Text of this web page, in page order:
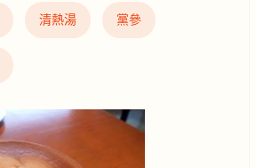
清熱湯 黨參